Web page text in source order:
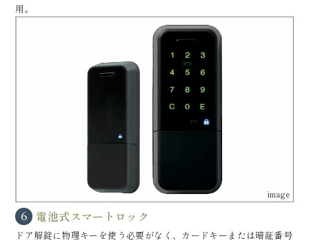
用。
image
6 電池式スマートロック
ドア解錠に物理キーを使う必要がなく、カードキーまたは暗証番号